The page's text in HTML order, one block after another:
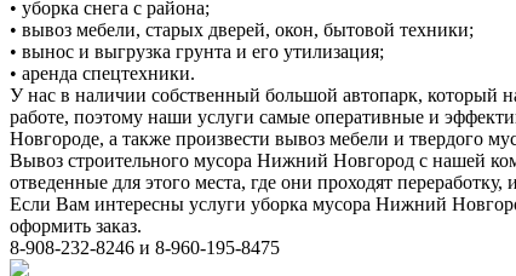
• уборка снега с района;
• вывоз мебели, старых дверей, окон, бытовой техники;
• вынос и выгрузка грунта и его утилизация;
• аренда спецтехники.
У нас в наличии собственный большой автопарк, который
работе, поэтому наши услуги самые оперативные и
Новгороде, а также произвести вывоз мебели и твердого
Вывоз строительного мусора Нижний Новгород с нашей
отведенные для этого места, где они проходят
Если Вам интересны услуги уборка мусора Нижний
оформить заказ.
8-908-232-8246 и 8-960-195-8475